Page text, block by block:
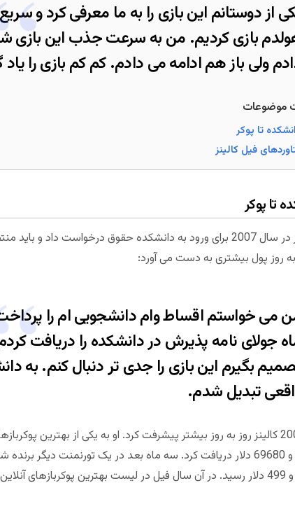
از دوستانم این بازی را به ما معرفی کرد و
بازی کردیم. من به سرعت جذب این بازی
ولی باز هم ادامه می دادم. کم کم بازی را
موضوعات
تا پوکر
فیل کالینز
تا پوکر
فیل کالینز در سال 2007 برای ورود به دانشکده حقوق
روز پول بیشتری به دست می آورد:
می خواستم اقساط وام دانشجویی ام را
جولای نامه پذیرش در دانشکده را دریافت
بگیرم این بازی را جدی تر دنبال کنم. به
تبدیل شدم.